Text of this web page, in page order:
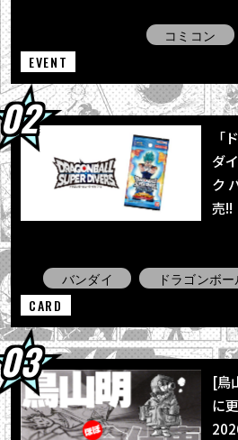
「BLOOD OF
「超サイヤ人孫悟空」
コミコン
EVENT
「
ダ
ク
売!!
バンダイ
ドラゴンボ
CARD
[鳥
に